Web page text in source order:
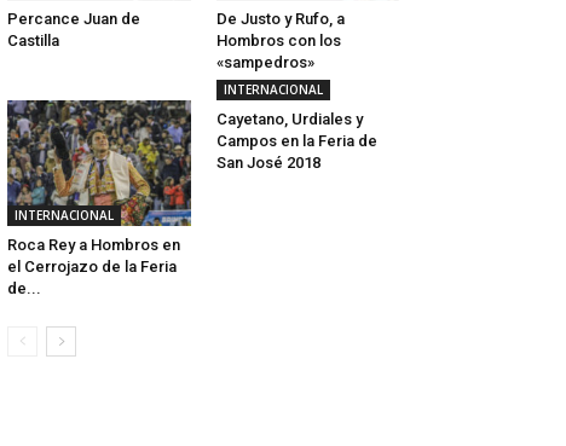
Percance Juan de
Castilla
De Justo y Rufo, a
Hombros con los
«sampedros»
INTERNACIONAL
Roca Rey a Hombros en
el Cerrojazo de la Feria
de...
INTERNACIONAL
Cayetano, Urdiales y
Campos en la Feria de
San José 2018